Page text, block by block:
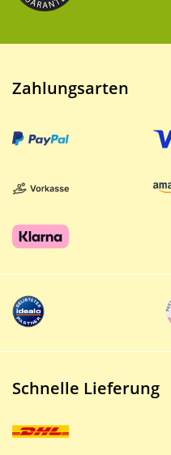
Zahlungsarten
Schnelle Lieferung